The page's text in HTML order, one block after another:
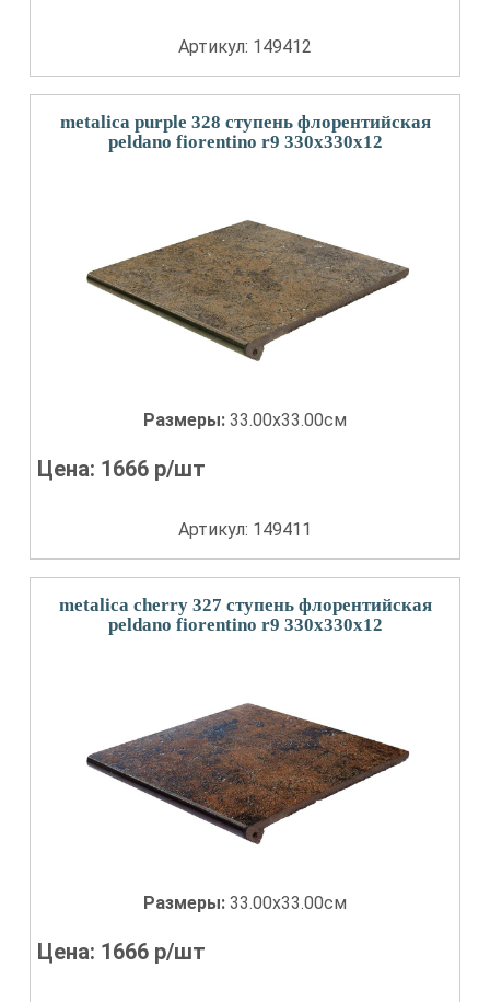
Артикул: 149412
metalica purple 328 ступень флорентийская
peldano fiorentino r9 330x330x12
Размеры: 33.00x33.00см
Цена: 1666 р/шт
Артикул: 149411
metalica cherry 327 ступень флорентийская
peldano fiorentino r9 330x330x12
Размеры: 33.00x33.00см
Цена: 1666 р/шт